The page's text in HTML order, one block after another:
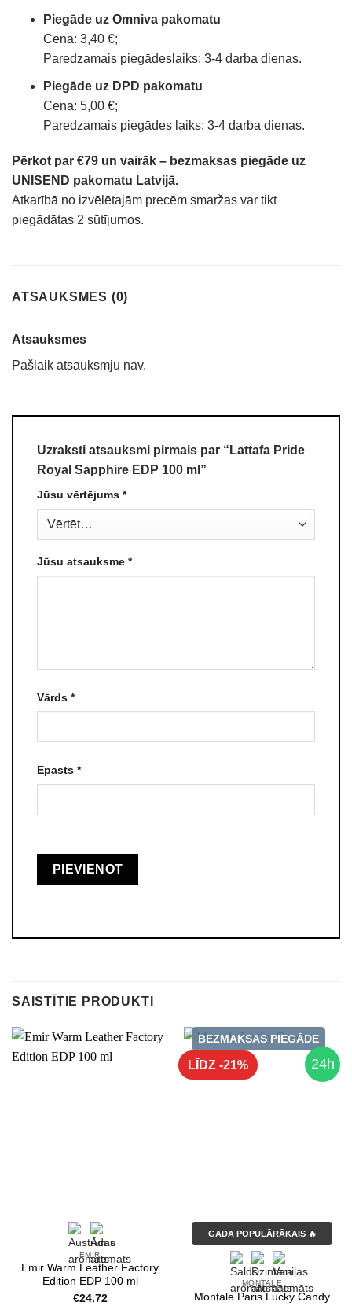
Piegāde uz Omniva pakomatu
Cena: 3,40 €;
Paredzamais piegādeslaiks: 3-4 darba dienas.
Piegāde uz DPD pakomatu
Cena: 5,00 €;
Paredzamais piegādes laiks: 3-4 darba dienas.
Pērkot par €79 un vairāk – bezmaksas piegāde uz
UNISEND pakomatu Latvijā.
Atkarībā no izvēlētajām precēm smaržas var tikt
piegādātas 2 sūtījumos.
ATSAUKSMES (0)
Atsauksmes
Pašlaik atsauksmju nav.
Uzraksti atsauksmi pirmais par “Lattafa Pride
Royal Sapphire EDP 100 ml”
Jūsu vērtējums *
Jūsu atsauksme *
Vārds *
Epasts *
SAISTĪTIE PRODUKTI
EMIR
Emir Warm Leather Factory
Edition EDP 100 ml
€24.72
24h
LĪDZ -21%
BEZMAKSAS PIEGĀDE
GADA POPULĀRĀKAIS 🔥
MONTALE
Montale Paris Lucky Candy